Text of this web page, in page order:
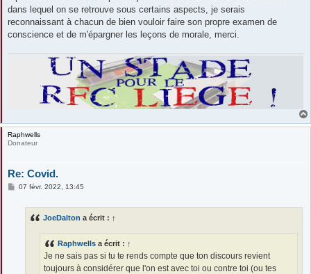
dans lequel on se retrouve sous certains aspects, je serais
reconnaissant à chacun de bien vouloir faire son propre examen de
conscience et de m'épargner les leçons de morale, merci.
Raphwells
Donateur
Re: Covid.
M07 févr. 2022, 13:45
JoeDalton a écrit : ↑
Raphwells a écrit : ↑
Je ne sais pas si tu te rends compte que ton discours revient
toujours à considérer que l'on est avec toi ou contre toi (ou tes